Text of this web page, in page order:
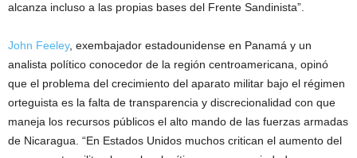
alcanza incluso a las propias bases del Frente Sandinista”.
John Feeley, exembajador estadounidense en Panamá y un
analista político conocedor de la región centroamericana, opinó
que el problema del crecimiento del aparato militar bajo el régimen
orteguista es la falta de transparencia y discrecionalidad con que
maneja los recursos públicos el alto mando de las fuerzas armadas
de Nicaragua. “En Estados Unidos muchos critican el aumento del